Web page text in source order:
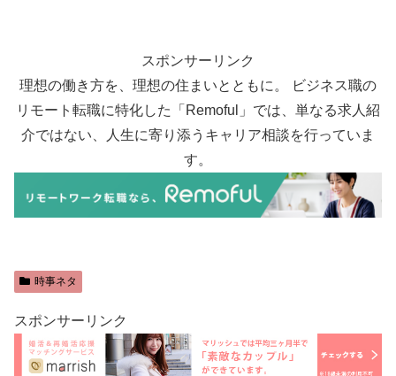
スポンサーリンク
理想の働き方を、理想の住まいとともに。 ビジネス職の
リモート転職に特化した「Remoful」では、単なる求人紹
介ではない、人生に寄り添うキャリア相談を行っていま
す。
時事ネタ
スポンサーリンク